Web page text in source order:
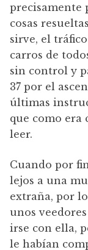
precisamente
cosas
sirve, el
carros de
sin control y
37 por el
últimas
que como
leer.
Cuando por
lejos a una
extraña, por
unos
irse con ella,
le habían